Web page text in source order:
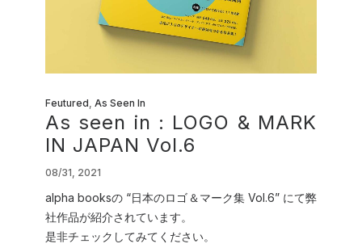
Feutured, As Seen In
As seen in : LOGO & MARK
IN JAPAN Vol.6
08/31, 2021
alpha booksの “日本のロゴ＆マーク集 Vol.6” にて弊
社作品が紹介されています。
是非チェックしてみてください。